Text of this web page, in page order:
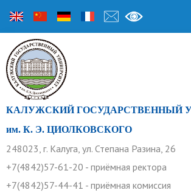
КАЛУЖСКИЙ ГОСУДАРСТВЕННЫЙ
им. К. Э. ЦИОЛКОВСКОГО
248023, г. Калуга, ул. Степана Разина, 26
+7(4842)57-61-20 - приёмная ректора
+7(4842)57-44-41 - приёмная комиссия